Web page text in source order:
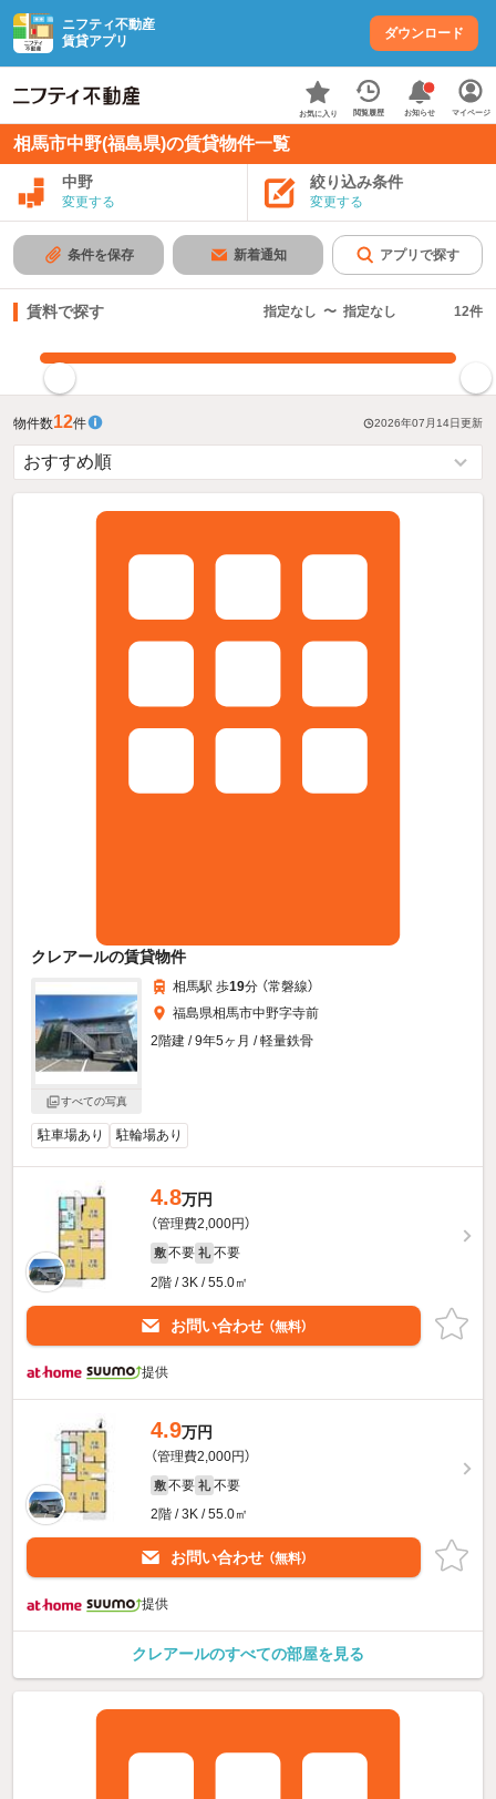
ニフティ不動産
賃貸アプリ
ダウンロード
お気に入り 閲覧履歴 お知らせ マイページ
相馬市中野(福島県)の賃貸物件一覧
中野
変更する
絞り込み条件
変更する
条件を保存 新着通知 アプリで探す
賃料で探す 指定なし 〜 指定なし 12件
物件数12件 2026年07月14日更新
クレアールの賃貸物件
すべての写真
相馬駅 歩19分 （常磐線）
福島県相馬市中野字寺前
2階建 / 9年5ヶ月 / 軽量鉄骨
駐車場あり 駐輪場あり
4.8万円
（管理費2,000円）
敷 不要 礼 不要
2階 / 3K / 55.0㎡
お問い合わせ （無料）
提供
4.9万円
（管理費2,000円）
敷 不要 礼 不要
2階 / 3K / 55.0㎡
お問い合わせ （無料）
提供
クレアールのすべての部屋を見る